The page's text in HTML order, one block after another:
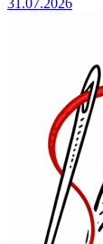
31.07.2026